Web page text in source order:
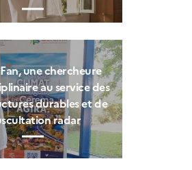
une chercheure
au service des
durables et de
radar